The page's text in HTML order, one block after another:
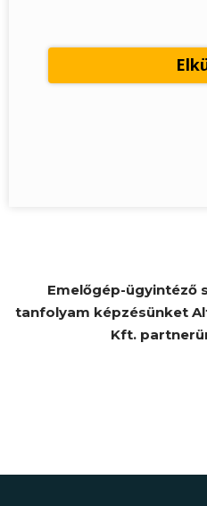
Emelőgép-ügyintéző
tanfolyam képzésünket
Kft.